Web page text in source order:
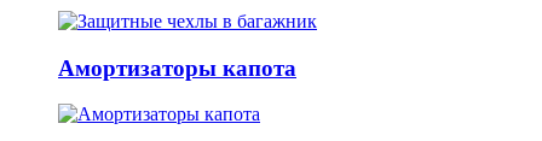
Амортизаторы капота